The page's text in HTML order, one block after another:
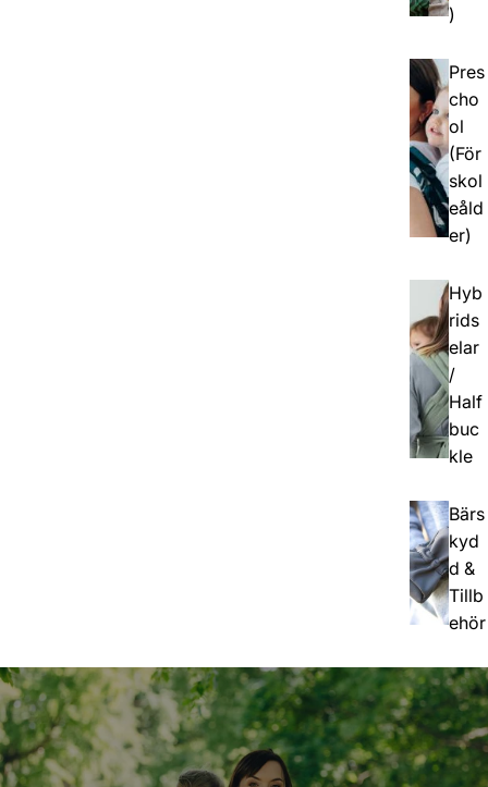
)
Pres
cho
ol
(För
skol
eåld
er)
Hyb
rids
elar
/
Half
buc
kle
Bärs
kyd
d &
Tillb
ehör